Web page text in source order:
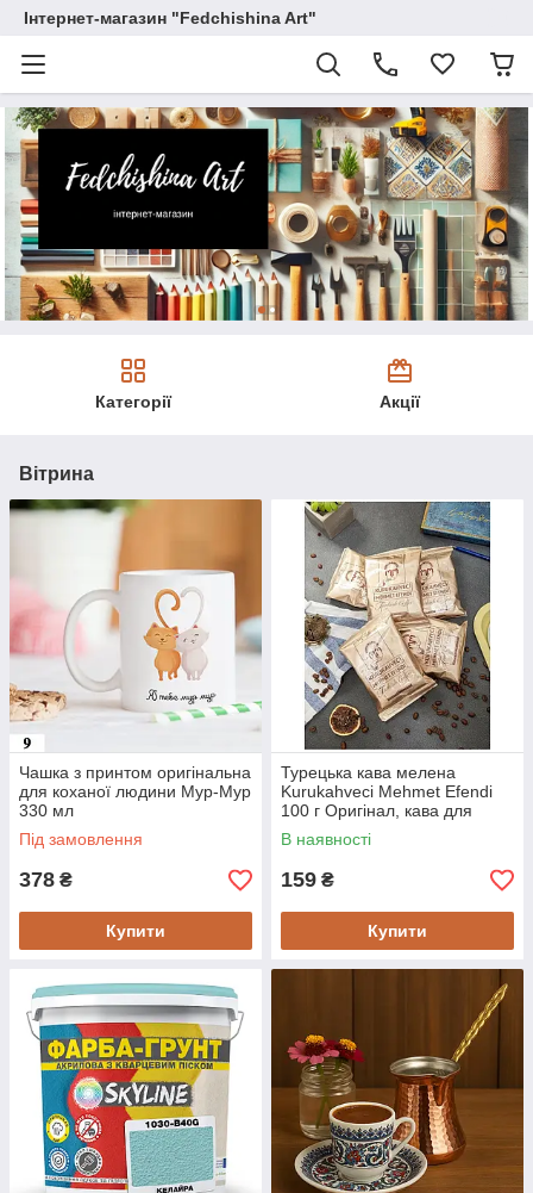
Інтернет-магазин "Fedchishina Art"
Категорії Акції
Вітрина
Чашка з принтом оригінальна
для коханої людини Мур-Мур
330 мл
Під замовлення
378 ₴
Купити
Турецька кава мелена
Kurukahveci Mehmet Efendi
100 г Оригінал, кава для
турки
В наявності
159 ₴
Купити